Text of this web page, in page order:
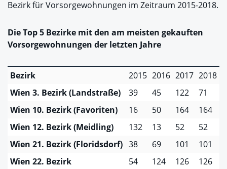
Bezirk für Vorsorgewohnungen im Zeitraum 2015-2018.
Die Top 5 Bezirke mit den am meisten gekauften
Vorsorgewohnungen der letzten Jahre
Bezirk 2015 2016 2017 2018
Wien 3. Bezirk (Landstraße)
39 45 122
71
Wien 10. Bezirk (Favoriten)
16 50 164
164
Wien 12. Bezirk (Meidling)
132 13 52
52
Wien 21. Bezirk (Floridsdorf) 38 69 101
101
Wien 22. Bezirk
54 124 126 126